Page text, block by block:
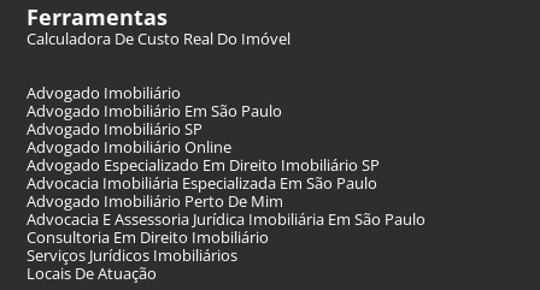
Ferramentas
Calculadora De Custo Real Do Imóvel
Advogado Imobiliário
Advogado Imobiliário Em São Paulo
Advogado Imobiliário SP
Advogado Imobiliário Online
Advogado Especializado Em Direito Imobiliário SP
Advocacia Imobiliária Especializada Em São Paulo
Advogado Imobiliário Perto De Mim
Advocacia E Assessoria Jurídica Imobiliária Em São Paulo
Consultoria Em Direito Imobiliário
Serviços Jurídicos Imobiliários
Locais De Atuação